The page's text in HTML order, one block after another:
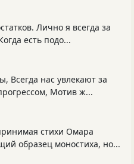
Лично я всегда за
есть подо...
Всегда нас увлекают за
Мотив ж...
стихи Омара
образец моностиха, но...